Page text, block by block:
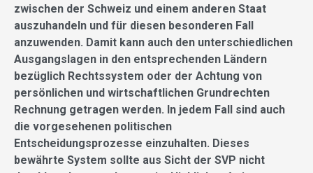
zwischen der Schweiz und einem anderen Staat
auszuhandeln und für diesen besonderen Fall
anzuwenden. Damit kann auch den unterschiedlichen
Ausgangslagen in den entsprechenden Ländern
bezüglich Rechtssystem oder der Achtung von
persönlichen und wirtschaftlichen Grundrechten
Rechnung getragen werden. In jedem Fall sind auch
die vorgesehenen politischen
Entscheidungsprozesse einzuhalten. Dieses
bewährte System sollte aus Sicht der SVP nicht